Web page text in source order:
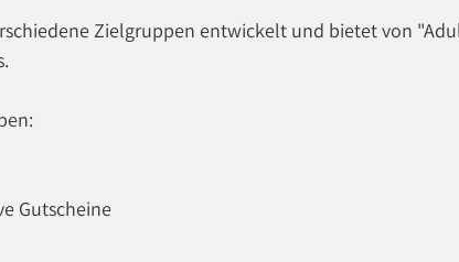
Zielgruppen entwickelt und bietet von
Gutscheine